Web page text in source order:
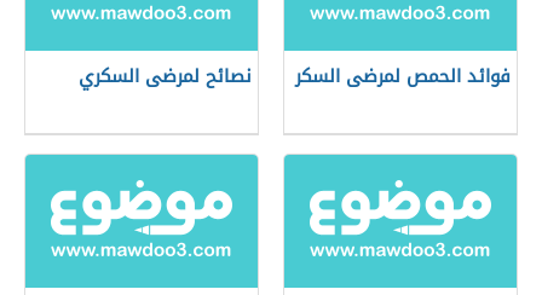
فوائد الحمص لمرضى السكر نصائح لمرضى السكري